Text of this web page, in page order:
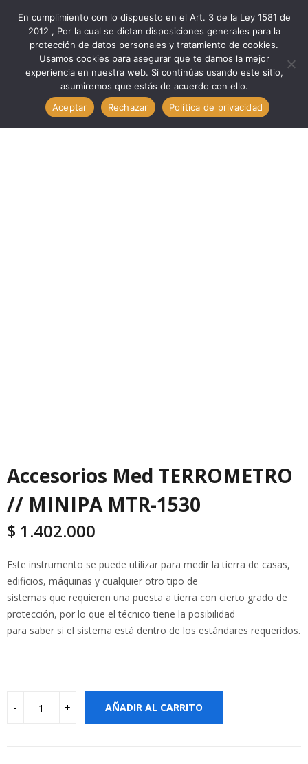
Marcas
Minipa
Accesorios Med TERROMETRO // MINIPA MTR-1530
Accesorios Med TERROMETRO
// MINIPA MTR-1530
$ 1.402.000
Este instrumento se puede utilizar para medir la tierra de casas,
edificios, máquinas y cualquier otro tipo de
sistemas que requieren una puesta a tierra con cierto grado de
protección, por lo que el técnico tiene la posibilidad
para saber si el sistema está dentro de los estándares requeridos.
AÑADIR AL CARRITO
En cumplimiento con lo dispuesto en el Art. 3 de la Ley 1581 de
2012 , Por la cual se dictan disposiciones generales para la
protección de datos personales y tratamiento de cookies.
Usamos cookies para asegurar que te damos la mejor
experiencia en nuestra web. Si continúas usando este sitio,
asumiremos que estás de acuerdo con ello.
Aceptar
Rechazar Política de privacidad